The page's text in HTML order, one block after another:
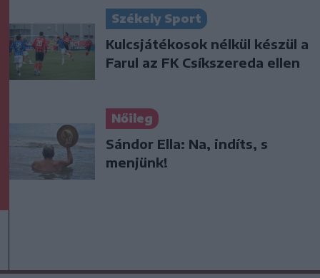
Székely Sport
Kulcsjátékosok nélkül készül a
Farul az FK Csíkszereda ellen
Nőileg
Sándor Ella: Na, indíts, s
menjünk!